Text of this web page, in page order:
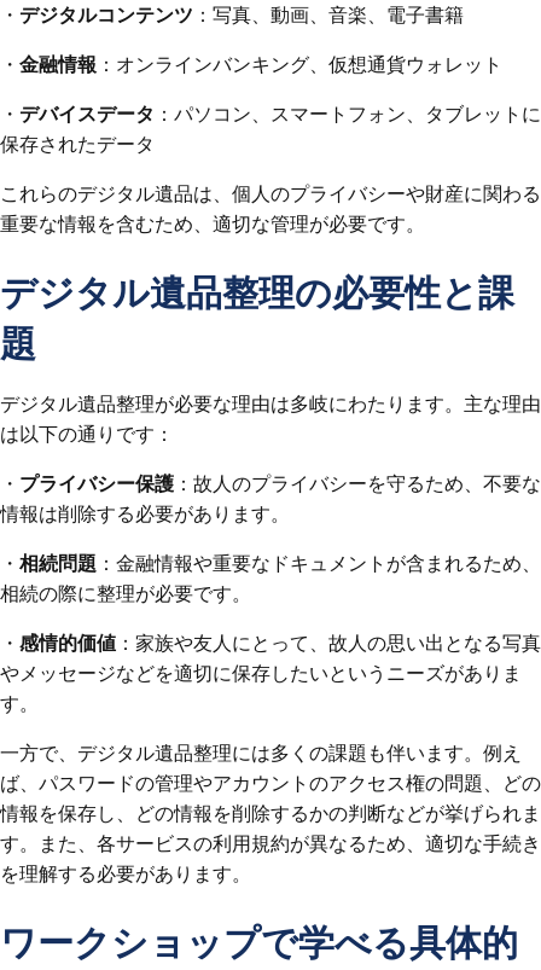
・ デジタルコンテンツ ：写真、動画、音楽、電子書籍
・ 金融情報 ：オンラインバンキング、仮想通貨ウォレット
・ デバイスデータ ：パソコン、スマートフォン、タブレットに
保存されたデータ
これらのデジタル遺品は、個人のプライバシーや財産に関わる
重要な情報を含むため、適切な管理が必要です。
デジタル遺品整理の必要性と課
題
デジタル遺品整理が必要な理由は多岐にわたります。主な理由
は以下の通りです：
・ プライバシー保護 ：故人のプライバシーを守るため、不要な
情報は削除する必要があります。
・ 相続問題 ：金融情報や重要なドキュメントが含まれるため、
相続の際に整理が必要です。
・ 感情的価値 ：家族や友人にとって、故人の思い出となる写真
やメッセージなどを適切に保存したいというニーズがありま
す。
一方で、デジタル遺品整理には多くの課題も伴います。例え
ば、パスワードの管理やアカウントのアクセス権の問題、どの
情報を保存し、どの情報を削除するかの判断などが挙げられま
す。また、各サービスの利用規約が異なるため、適切な手続き
を理解する必要があります。
ワークショップで学べる具体的